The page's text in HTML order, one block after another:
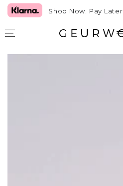
GA NAAR TEKSTShop Now. Pay Later.